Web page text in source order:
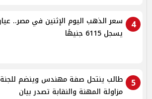
4
يسجل 6115 جنيهًا
5
طالب ينتحل صفة مهندس وينضم للجنة
مزاولة المهنة والنقابة تصدر بيان